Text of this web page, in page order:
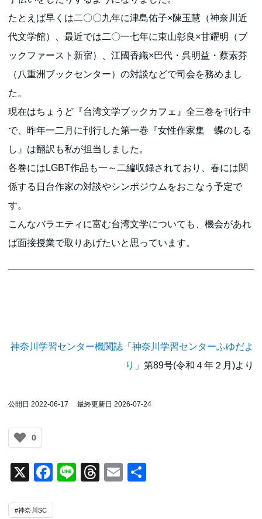
たとえば早くは二〇〇九年に津島佑子×陳玉慧（神奈川近
代文学館）、最近では二〇一七年に東山彰良×甘耀明（ブ
ックファースト新宿）、江國香織×巴代・呉明益・蔡素芬
（八重洲ブックセンター）の対談などで司会を務めまし
た。
現在はちょうど『台湾文学ブックカフェ』全三巻を刊行中
で、昨年一二月に刊行した第一巻『女性作家集 蝶のしる
し』は翻訳も私が担当しました。
各巻にはLGBT作品も一～二編収録されており、春には関
係する日台作家の対談やシンポジウムをおこなう予定で
す。
こんなバラエティに富む台湾文学についても、機会があれ
ば面接授業で取りあげたいと思っています。
神奈川学習センター機関誌「神奈川学習センターふゆだよ
り」 第89号(令和４年２月)より
公開日 2022-06-17 最終更新日 2026-07-24
0
X Facebook
LineThreads
Email
#神奈川SC